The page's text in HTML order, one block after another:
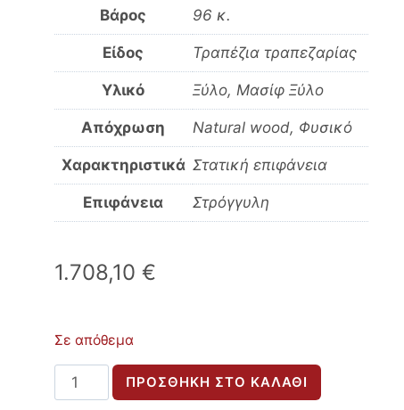
Βάρος 96 κ.
Είδος Τραπέζια τραπεζαρίας
Υλικό Ξύλο, Μασίφ Ξύλο
Απόχρωση Natural wood, Φυσικό
Χαρακτηριστικά Στατική επιφάνεια
Επιφάνεια Στρόγγυλη
1.708,10 €
Σε απόθεμα
ΤΡΑΠΕΖΙ
ΤΡΑΠΕΖΑΡΙΑΣ
ΠΡΟΣΘΉΚΗ ΣΤΟ ΚΑΛΆΘΙ